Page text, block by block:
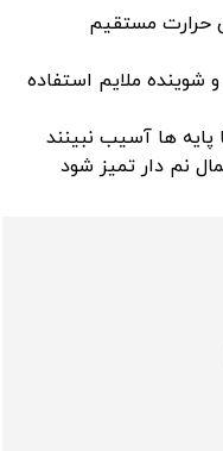
حرارت مستقیم
ملایم استفاده
‌ها آسیب نبینند
نم‌ دار تمیز شود